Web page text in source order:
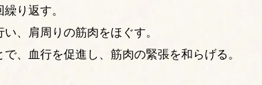
り返す。
、肩周りの筋肉をほぐす。
、血行を促進し、筋肉の緊張を和らげる。